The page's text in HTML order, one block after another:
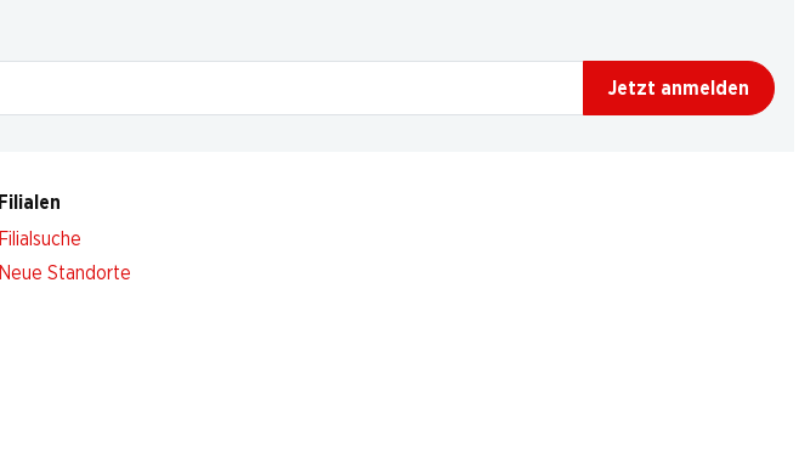
Jetzt anmelden
Filialen
Filialsuche
Neue Standorte